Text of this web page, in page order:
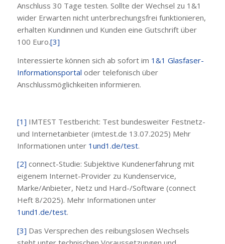
Anschluss 30 Tage testen. Sollte der Wechsel zu 1&1
wider Erwarten nicht unterbrechungsfrei funktionieren,
erhalten Kundinnen und Kunden eine Gutschrift über
100 Euro.[3]
Interessierte können sich ab sofort im 1&1 Glasfaser-
Informationsportal oder telefonisch über
Anschlussmöglichkeiten informieren.
[1] IMTEST Testbericht: Test bundesweiter Festnetz-
und Internetanbieter (imtest.de 13.07.2025) Mehr
Informationen unter 1und1.de/test.
[2] connect-Studie: Subjektive Kundenerfahrung mit
eigenem Internet-Provider zu Kundenservice,
Marke/Anbieter, Netz und Hard-/Software (connect
Heft 8/2025). Mehr Informationen unter
1und1.de/test.
[3] Das Versprechen des reibungslosen Wechsels